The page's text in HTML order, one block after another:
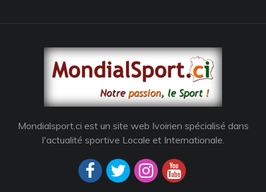
Mondialsport.ci est un site web Ivoirien spécialisé dans
l'actualité sportive Locale et Internationale.